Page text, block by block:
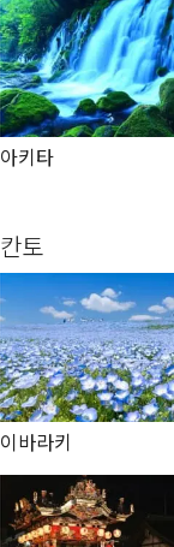
아키타
칸토
이바라키